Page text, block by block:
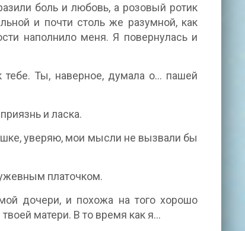
боль и любовь, а розовый ротик
и почти столь же разумной, как
наполнило меня. Я повернулась и
Ты, наверное, думала о... пашей
и ласка.
уверяю, мои мысли не вызвали бы
платочком.
дочери, и похожа на того хорошо
матери. В то время как я...